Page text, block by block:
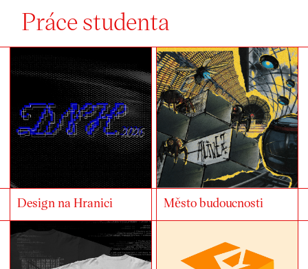
Práce studenta
Design na Hranici Město budoucnosti